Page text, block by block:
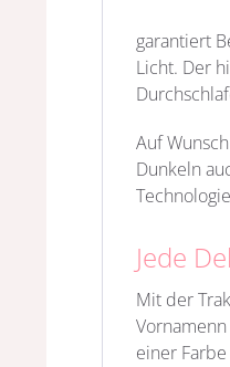
garantiert
Licht. Der
Auf
Dunkeln
Jede
Mit der
einer